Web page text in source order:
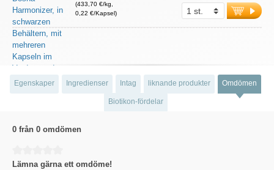
(433,70 €/kg,
0,22 €/Kapsel)
Egenskaper Ingredienser Intag liknande produkter Omdömen
Biotikon-fördelar
0 från 0 omdömen
Lämna gärna ett omdöme!